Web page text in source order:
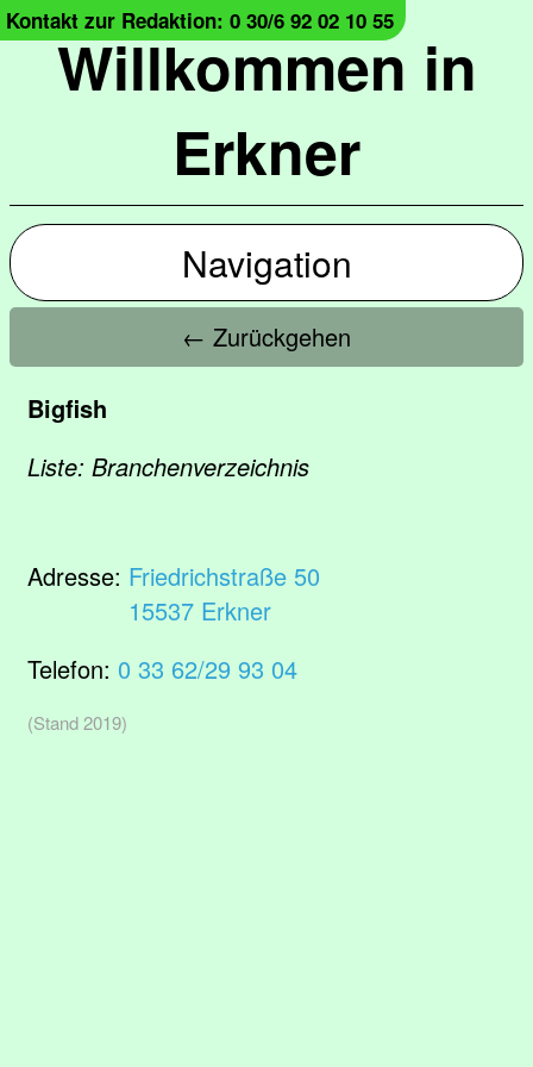
Willkommen in
Erkner
Kontakt zur Redaktion: 0 30/6 92 02 10 55
Navigation
← Zurückgehen
Bigfish
Liste: Branchenverzeichnis
Adresse: Friedrichstraße 50
15537 Erkner
Telefon: 0 33 62/29 93 04
(Stand 2019)